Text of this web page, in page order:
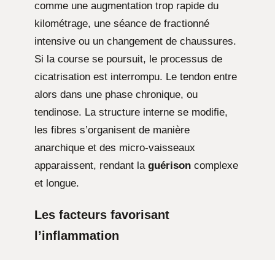
comme une augmentation trop rapide du
kilométrage, une séance de fractionné
intensive ou un changement de chaussures.
Si la course se poursuit, le processus de
cicatrisation est interrompu. Le tendon entre
alors dans une phase chronique, ou
tendinose. La structure interne se modifie,
les fibres s’organisent de manière
anarchique et des micro-vaisseaux
apparaissent, rendant la guérison complexe
et longue.
Les facteurs favorisant
l’inflammation